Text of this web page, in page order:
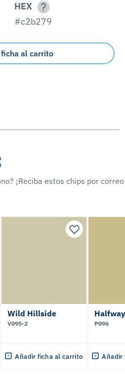
HEX
#c2b279
al carrito
¡Reciba estos chips por correo
Wild Hillside
V095-2
Añadir ficha al carrito
P096
Añadir